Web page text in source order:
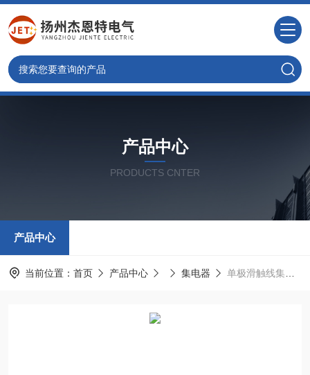
产品中心
PRODUCTS CNTER
产品中心
当前位置： 首页 产品中心 集电器 单极滑触线集电器厂家直销